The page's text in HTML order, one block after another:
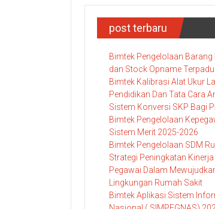
post terbaru
Bimtek Pengelolaan Barang
dan Stock Opname
Bimtek Kalibrasi Alat Ukur
Pendidikan Dan Tata Cara
Sistem Konversi SKP Bagi
Bimtek Pengelolaan
Sistem Merit 2025-2026
Bimtek Pengelolaan SDM
Strategi Peningkatan
Pegawai Dalam
Lingkungan Rumah Sakit
Bimtek Aplikasi Sistem